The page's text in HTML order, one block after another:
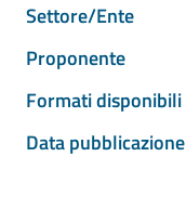
Settore/Ente
Proponente
Formati disponibili
Data pubblicazione